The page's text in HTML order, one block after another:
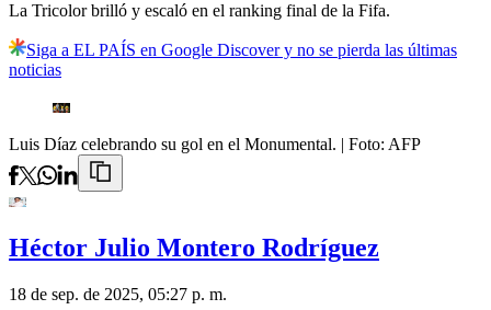
La Tricolor brilló y escaló en el ranking final de la Fifa.
Siga a EL PAÍS en Google Discover y no se pierda las últimas
noticias
Luis Díaz celebrando su gol en el Monumental. | Foto: AFP
Héctor Julio Montero Rodríguez
18 de sep. de 2025, 05:27 p. m.